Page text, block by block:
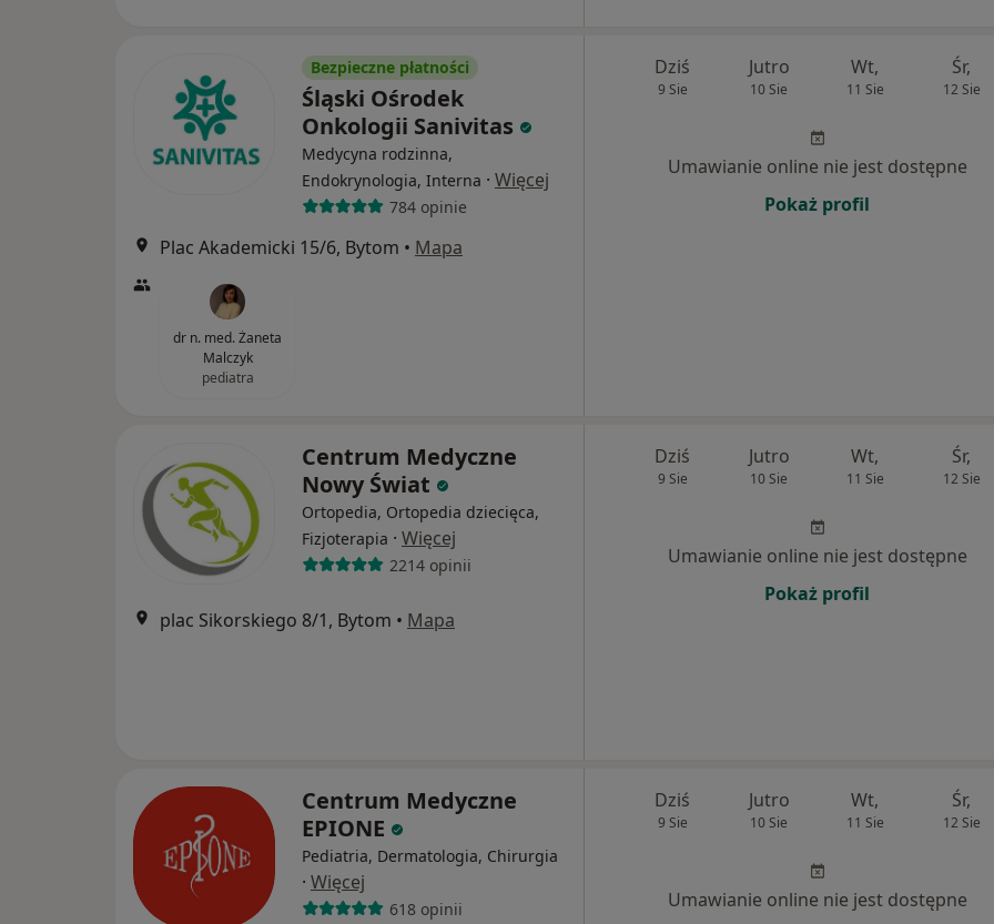
Bezpieczne płatności
Śląski Ośrodek
Onkologii Sanivitas
Medycyna rodzinna,
Endokrynologia, Interna · Więcej
784 opinie
Plac Akademicki 15/6, Bytom • Mapa
dr n. med. Żaneta
Malczyk
pediatra
Dziś
9 Sie
Jutro
10 Sie
Wt,
11 Sie
Śr,
12 Sie
Umawianie online nie jest dostępne
Pokaż profil
Centrum Medyczne
Nowy Świat
Ortopedia, Ortopedia dziecięca,
Fizjoterapia · Więcej
2214 opinii
plac Sikorskiego 8/1, Bytom • Mapa
Dziś
9 Sie
Jutro
10 Sie
Wt,
11 Sie
Śr,
12 Sie
Umawianie online nie jest dostępne
Pokaż profil
Centrum Medyczne
EPIONE
Pediatria, Dermatologia, Chirurgia
· Więcej
618 opinii
Dziś
9 Sie
Jutro
10 Sie
Wt,
11 Sie
Śr,
12 Sie
Umawianie online nie jest dostępne